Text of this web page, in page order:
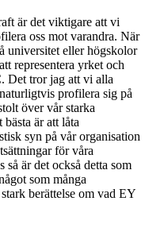
är det viktigare att vi
oss mot varandra. När
universitet eller högskolor
representera yrket och
Det tror jag att vi alla
profilera sig på
över vår starka
är att låta
syn på vår organisation
för våra
så är det också detta som
som många
berättelse om vad EY